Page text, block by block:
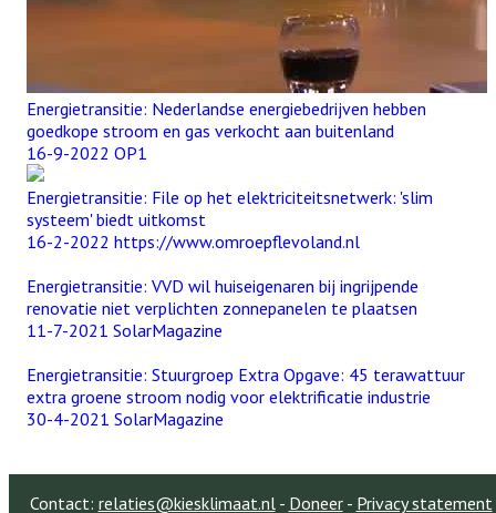
Energietransitie: Nederlandse energiebedrijven hebben
goedkope stroom en gas verkocht aan buitenland
16-9-2022 OP1
Energietransitie: File op het elektriciteitsnetwerk: 'slim
systeem' biedt uitkomst
16-2-2022 https://www.omroepflevoland.nl
Energietransitie: VVD wil huiseigenaren bij ingrijpende
renovatie niet verplichten zonnepanelen te plaatsen
11-7-2021 SolarMagazine
Energietransitie: Stuurgroep Extra Opgave: 45 terawattuur
extra groene stroom nodig voor elektrificatie industrie
30-4-2021 SolarMagazine
Contact: relaties@kiesklimaat.nl- Doneer- Privacy statement